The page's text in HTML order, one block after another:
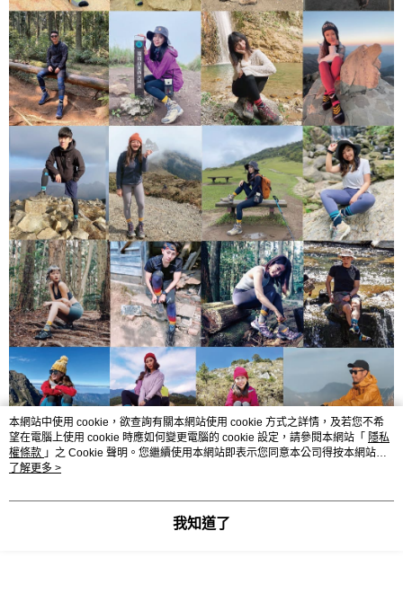
本網站中使用 cookie，欲查詢有關本網站使用 cookie 方式之詳情，及若您不希
望在電腦上使用 cookie 時應如何變更電腦的 cookie 設定，請參閱本網站「 隱私
權條款 」之 Cookie 聲明。您繼續使用本網站即表示您同意本公司得按本網站使
用條款之 Cookie 聲明使用 cookie。
了解更多 >
我知道了